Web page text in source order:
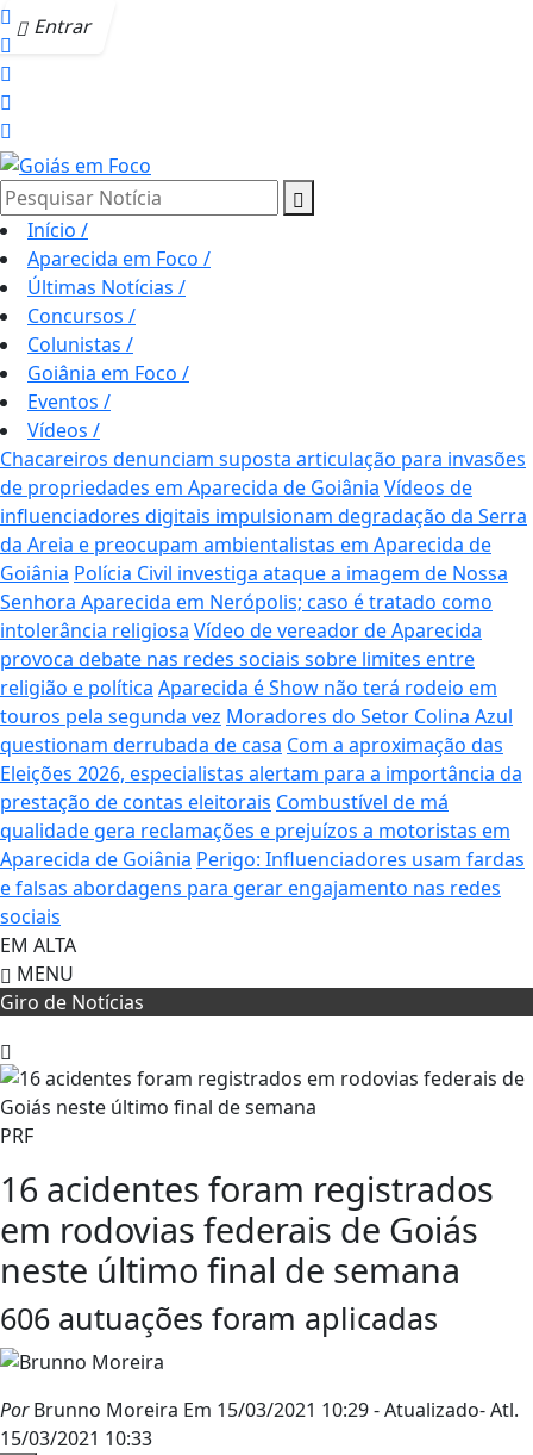
Entrar
Pesquisar Notícia
Início /
Aparecida em Foco /
Últimas Notícias /
Concursos /
Colunistas /
Goiânia em Foco /
Eventos /
Vídeos /
Chacareiros denunciam suposta articulação para invasões
de propriedades em Aparecida de Goiânia Vídeos de
influenciadores digitais impulsionam degradação da Serra
da Areia e preocupam ambientalistas em Aparecida de
Goiânia Polícia Civil investiga ataque a imagem de Nossa
Senhora Aparecida em Nerópolis; caso é tratado como
intolerância religiosa Vídeo de vereador de Aparecida
provoca debate nas redes sociais sobre limites entre
religião e política Aparecida é Show não terá rodeio em
touros pela segunda vez Moradores do Setor Colina Azul
questionam derrubada de casa Com a aproximação das
Eleições 2026, especialistas alertam para a importância da
prestação de contas eleitorais Combustível de má
qualidade gera reclamações e prejuízos a motoristas em
Aparecida de Goiânia Perigo: Influenciadores usam fardas
e falsas abordagens para gerar engajamento nas redes
sociais
EM ALTA
MENU
Giro de Notícias
PRF
16 acidentes foram registrados
em rodovias federais de Goiás
neste último final de semana
606 autuações foram aplicadas
PorBrunno Moreira Em 15/03/2021 10:29- Atualizado- Atl.
15/03/2021 10:33